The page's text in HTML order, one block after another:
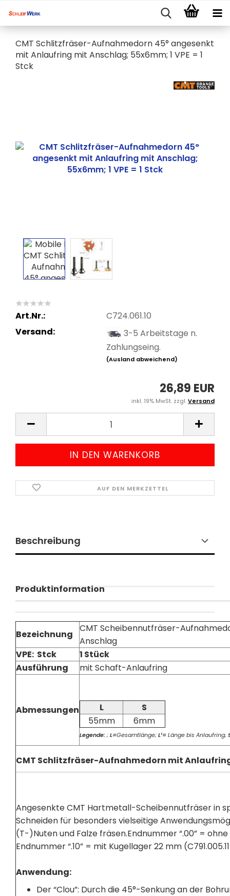
CMT Schlitzfräser-Aufnahmedorn 45° angesenkt
mit Anlaufring mit Anschlag; 55x6mm; 1 VPE = 1
Stck
Art.Nr.:
C724.061.10
Versand:
3-5 Arbeitstage n.
Zahlungseing.
(Ausland abweichend)
26,89 EUR
inkl. 19% MwSt. zzgl.Versand
AUF DEN MERKZETTEL
Beschreibung
Produktinformation
Bezeichnung
CMT Scheibennutfräser-
Anschlag
VPE: Stck
1 Stück
Ausführung
mit Schaft-Anlaufring
Abmessungen L
S
55mm
6mm
Legende: ;L=Gesamtlänge;L¹​=Länge bis Anlaufring;
CMT Schlitzfräser-Aufnahmedorn mit
Angesenkte CMT Hartmetall-Scheibennutfräser in
Schneiden für besonders vielseitige
(T-)Nuten und Falze fräsen.Endnummer “.00” =
Endnummer “.10” = mit Kugellager 22 mm
Anwendung:
Der “Clou”: Durch die 45°-Senkung an der